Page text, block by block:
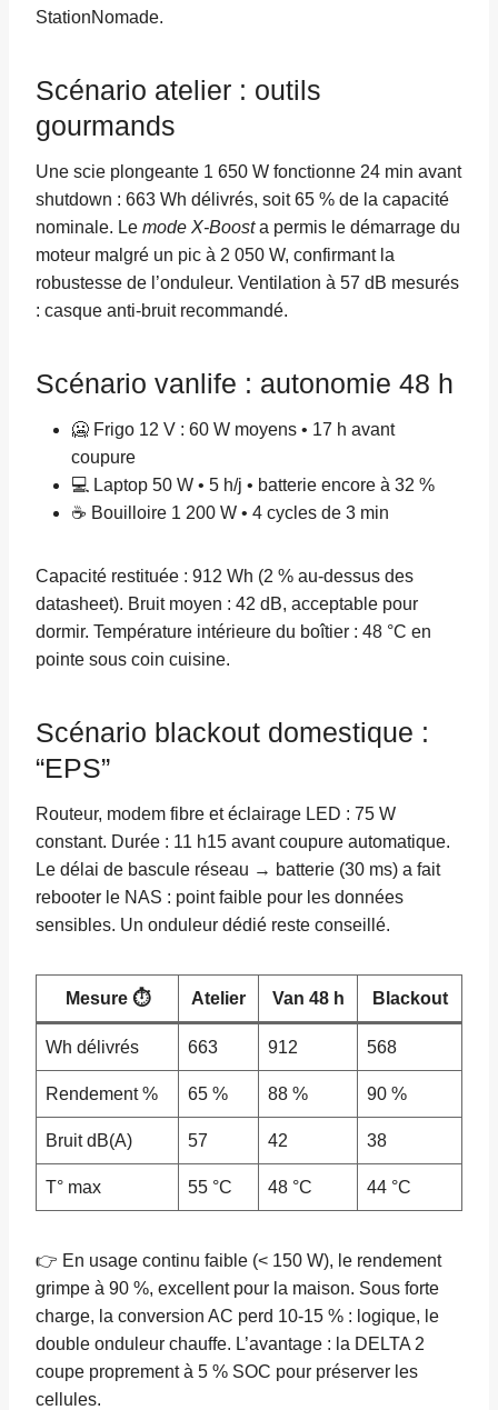
StationNomade.
Scénario atelier : outils
gourmands
Une scie plongeante 1 650 W fonctionne 24 min avant
shutdown : 663 Wh délivrés, soit 65 % de la capacité
nominale. Le mode X-Boosta permis le démarrage du
moteur malgré un pic à 2 050 W, confirmant la
robustesse de l’onduleur. Ventilation à 57 dB mesurés
: casque anti-bruit recommandé.
Scénario vanlife : autonomie 48 h
🥶 Frigo 12 V : 60 W moyens • 17 h avant
coupure
💻 Laptop 50 W • 5 h/j • batterie encore à 32 %
☕ Bouilloire 1 200 W • 4 cycles de 3 min
Capacité restituée : 912 Wh (2 % au-dessus des
datasheet). Bruit moyen : 42 dB, acceptable pour
dormir. Température intérieure du boîtier : 48 °C en
pointe sous coin cuisine.
Scénario blackout domestique :
“EPS”
Routeur, modem fibre et éclairage LED : 75 W
constant. Durée : 11 h15 avant coupure automatique.
Le délai de bascule réseau → batterie (30 ms) a fait
rebooter le NAS : point faible pour les données
sensibles. Un onduleur dédié reste conseillé.
Mesure ⏱️ Atelier Van 48 h Blackout
Wh délivrés 663 912 568
Rendement % 65 % 88 % 90 %
Bruit dB(A) 57 42 38
T° max 55 °C 48 °C 44 °C
👉 En usage continu faible (< 150 W), le rendement
grimpe à 90 %, excellent pour la maison. Sous forte
charge, la conversion AC perd 10-15 % : logique, le
double onduleur chauffe. L’avantage : la DELTA 2
coupe proprement à 5 % SOC pour préserver les
cellules.